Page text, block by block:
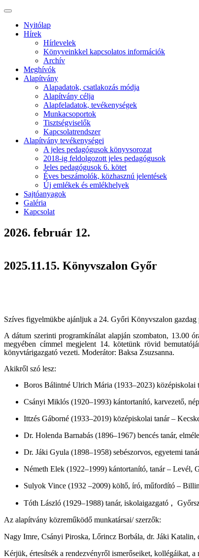
Nyitólap
Hírek
Hírlevelek
Könyveinkkel kapcsolatos információk
Archív
Meghívók
Alapítvány
Alapadatok, csatlakozás módja
Alapítvány célja
Alapfeladatok, tevékenységek
Munkacsoportok
Tisztségviselők
Kapcsolatrendszer
Alapítvány tevékenységei
A jeles pedagógusok könyvsorozat
2018-ig feldolgozott jeles pedagógusok
Jeles pedagógusok 6. kötet
Éves beszámolók, közhasznú jelentések
Új emlékek és emlékhelyek
Sajtóanyagok
Galéria
Kapcsolat
2026. február 12.
2025.11.15. Könyvszalon Győr
Szíves figyelmükbe ajánljuk a 24. Győri Könyvszalon
A dátum szerinti programkínálat alapján szombaton, 13.00
megyében címmel megjelent 14. kötetünk rövid
könyvtárigazgató vezeti. Moderátor: Baksa Zsuzsanna.
Akikről szó lesz:
Boros Bálintné Ulrich Mária (1933–2023) középiskolai
Csányi Miklós (1920–1993) kántortanító, karvezető,
Ittzés Gáborné (1933–2019) középiskolai tanár –
Dr. Holenda Barnabás (1896–1967) bencés tanár,
Dr. Jáki Gyula (1898–1958) sebészorvos, egyetemi
Németh Elek (1922–1999) kántortanító, tanár – Levél,
Sulyok Vince (1932 –2009) költő, író, műfordító –
Tóth László (1929–1988) tanár, iskolaigazgató ,
Az alapítvány közreműködő munkatársai/ szerzők:
Nagy Imre, Csányi Piroska, Lőrincz Borbála, dr. Jáki
Kérjük, értesítsék a rendezvényről ismerőseiket, kollégáikat, a